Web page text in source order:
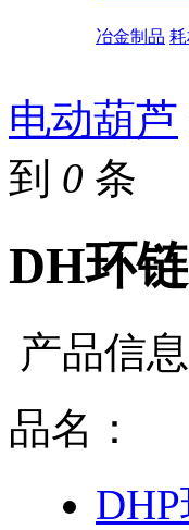
冶金制品
电动葫芦
到 0 条
DH环
产品信息
品名：